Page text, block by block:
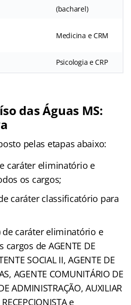
(bacharel)
Medicina e CRM
Psicologia e CRP
das Águas MS:
pelas etapas abaixo:
caráter eliminatório e
os cargos;
caráter classificatório para
de caráter eliminatório e
de AGENTE DE
SOCIAL II, AGENTE DE
AGENTE COMUNITÁRIO DE
ADMINISTRAÇÃO, AUXILIAR
e